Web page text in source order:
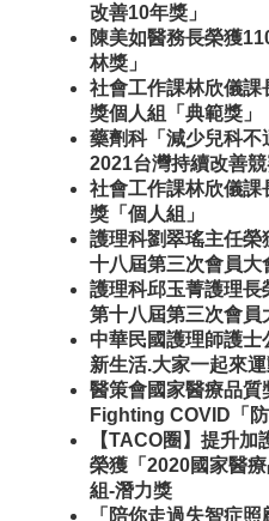
改善10年獎」
陳美如醫務長榮獲
林獎」
社會工作課林欣儀課
獎個人組「典範獎」
藥劑科「減少兒科不
2021台灣持續改善競
社會工作課林欣儀課
獎「個人組」
護理科劉翠瑤主任榮
十八屆第三次會員大
護理科邱玉菁護理長
第十八屆第三次會員
中華民國護理師護
新生活.大家一起來
醫策會國家醫療品
Fighting COVID「防
【TACO圈】提升
榮獲「2020國家醫
組-潛力獎
「陪你走過失智症